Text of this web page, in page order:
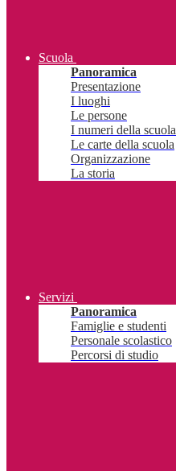
Scuola
Panoramica
Presentazione
I luoghi
Le persone
I numeri della scuola
Le carte della scuola
Organizzazione
La storia
Servizi
Panoramica
Famiglie e studenti
Personale scolastico
Percorsi di studio